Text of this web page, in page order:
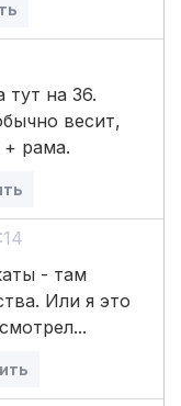
тут на 36.
весит,
рама.
- там
Или я это